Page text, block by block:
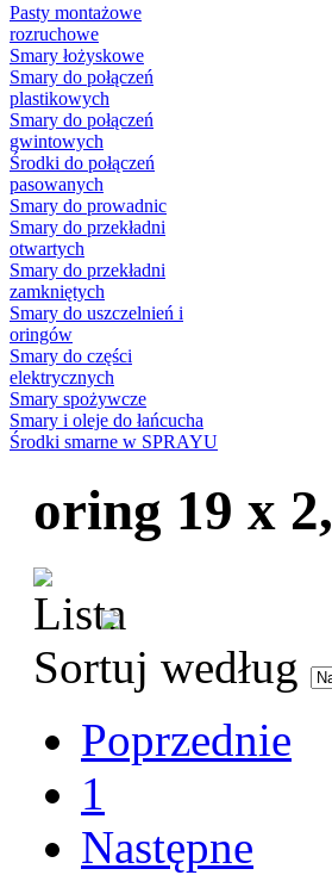
Pasty montażowe
rozruchowe
Smary łożyskowe
Smary do połączeń
plastikowych
Smary do połączeń
gwintowych
Środki do połączeń
pasowanych
Smary do prowadnic
Smary do przekładni
otwartych
Smary do przekładni
zamkniętych
Smary do uszczelnień i
oringów
Smary do części
elektrycznych
Smary spożywcze
Smary i oleje do łańcucha
Środki smarne w SPRAYU
oring 19 x 2,
Sortuj według
Poprzednie
1
Następne